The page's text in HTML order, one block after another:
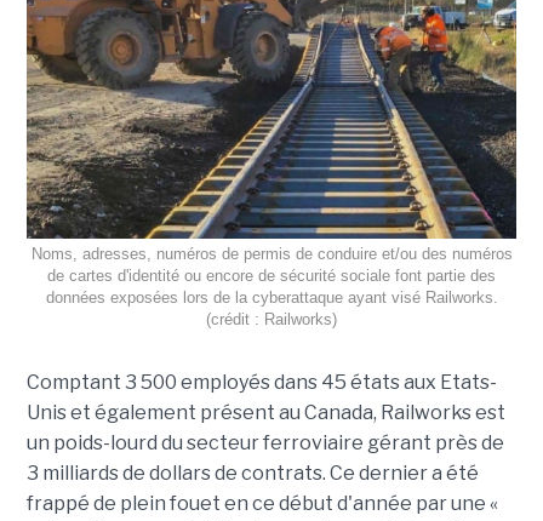
Noms, adresses, numéros de permis de conduire et/ou des numéros
de cartes d'identité ou encore de sécurité sociale font partie des
données exposées lors de la cyberattaque ayant visé Railworks.
(crédit : Railworks)
Comptant 3 500 employés dans 45 états aux Etats-
Unis et également présent au Canada, Railworks est
un poids-lourd du secteur ferroviaire gérant près de
3 milliards de dollars de contrats. Ce dernier a été
frappé de plein fouet en ce début d'année par une «